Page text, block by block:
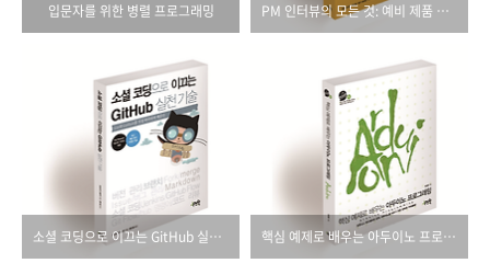
입문자를 위한 병렬 프로그래밍 PM 인터뷰의 모든 것: 예비 제품 관리자를 위한 면접 멘토링
소셜 코딩으로 이끄는 GitHub 실천 기술 핵심 예제로 배우는 아두이노 프로그래밍